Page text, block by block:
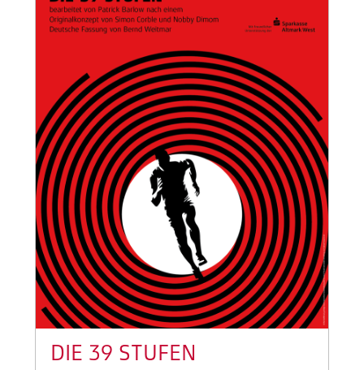
DIE 39 STUFEN